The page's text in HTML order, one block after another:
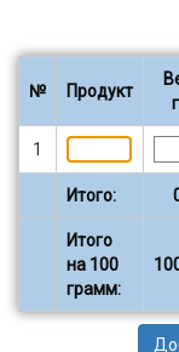
№ Продукт
Итого:
Итого
на 100
грамм:
1